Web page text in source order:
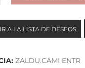
A LA LISTA DE DESEOS
ZALDU.CAMI ENTR